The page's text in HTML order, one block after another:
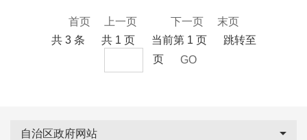
首页 上一页 下一页
末页
共 3 条
共 1 页 当前第 1 页
跳转至
页
GO
自治区政府网站